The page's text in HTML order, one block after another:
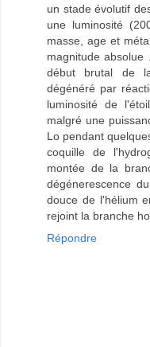
un stade évolutif
une luminosité
masse, age et
magnitude absolue
début brutal de
dégénéré par
luminosité de
malgré une
Lo pendant
coquille de
montée de la
dégénerescence
douce de l'hélium
rejoint la branche
Répondre